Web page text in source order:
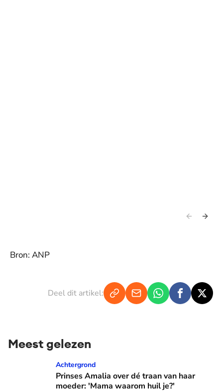
Bron: ANP
Deel dit artikel:
Meest gelezen
Prinses Amalia over dé traan van haar moeder: 'Mama
Achtergrond
Prinses Amalia over dé traan van haar
moeder: 'Mama waarom huil je?'